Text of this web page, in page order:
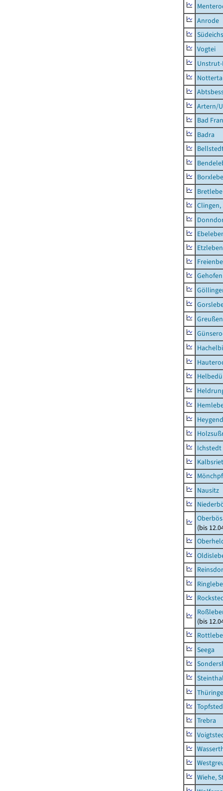
Anrode
Vogtei
Artern/
Bad
Badra
Etzleben
Gehofen
Ichstedt
Nausitz
(bis
(bis
Seega
Trebra
Wiehe,